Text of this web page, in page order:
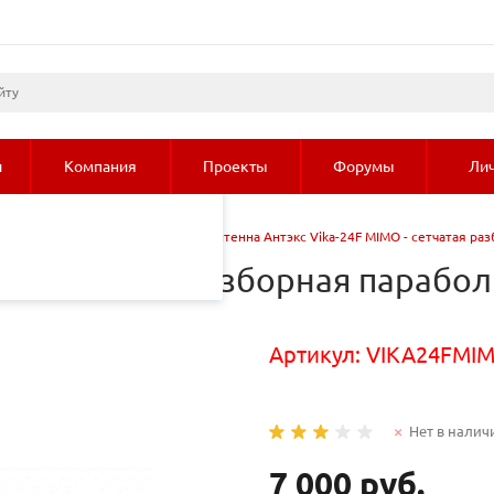
и третьими
страниц
Компания Проекты Форумы
Антенна Антэкс Vika-24F MIMO - сетчатая
- сетчатая разборная
Артикул:
Нет в
7 000 руб.